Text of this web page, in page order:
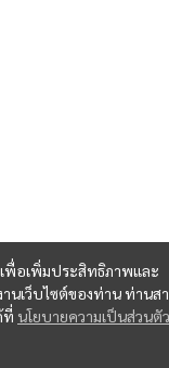
พื่อเพิ่มประสิทธิภาพและ
นเว็บไซต์ของท่าน ท่านส
ที่ นโยบายความเป็นส่วนตัว